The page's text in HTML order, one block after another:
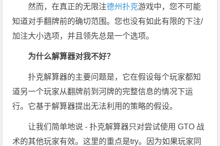
然而，在真正的无限注德州扑克游戏中，您不可能
知道对手翻牌前的确切范围。您也没有如此有限的下注/
加注大小选项，并且领先总是一个选项。
为什么解算器对我不好？
扑克解算器的主要问题是，它在假设每个玩家都知
道另一个玩家从翻牌前到河牌的完整信息的情况下运
行。它基于解算器提出无法利用的策略的假设。
让我们简单地说 - 扑克解算器只对尝试使用 GTO 战
术的其他玩家有效。这里的重点是try。因为如果玩家同